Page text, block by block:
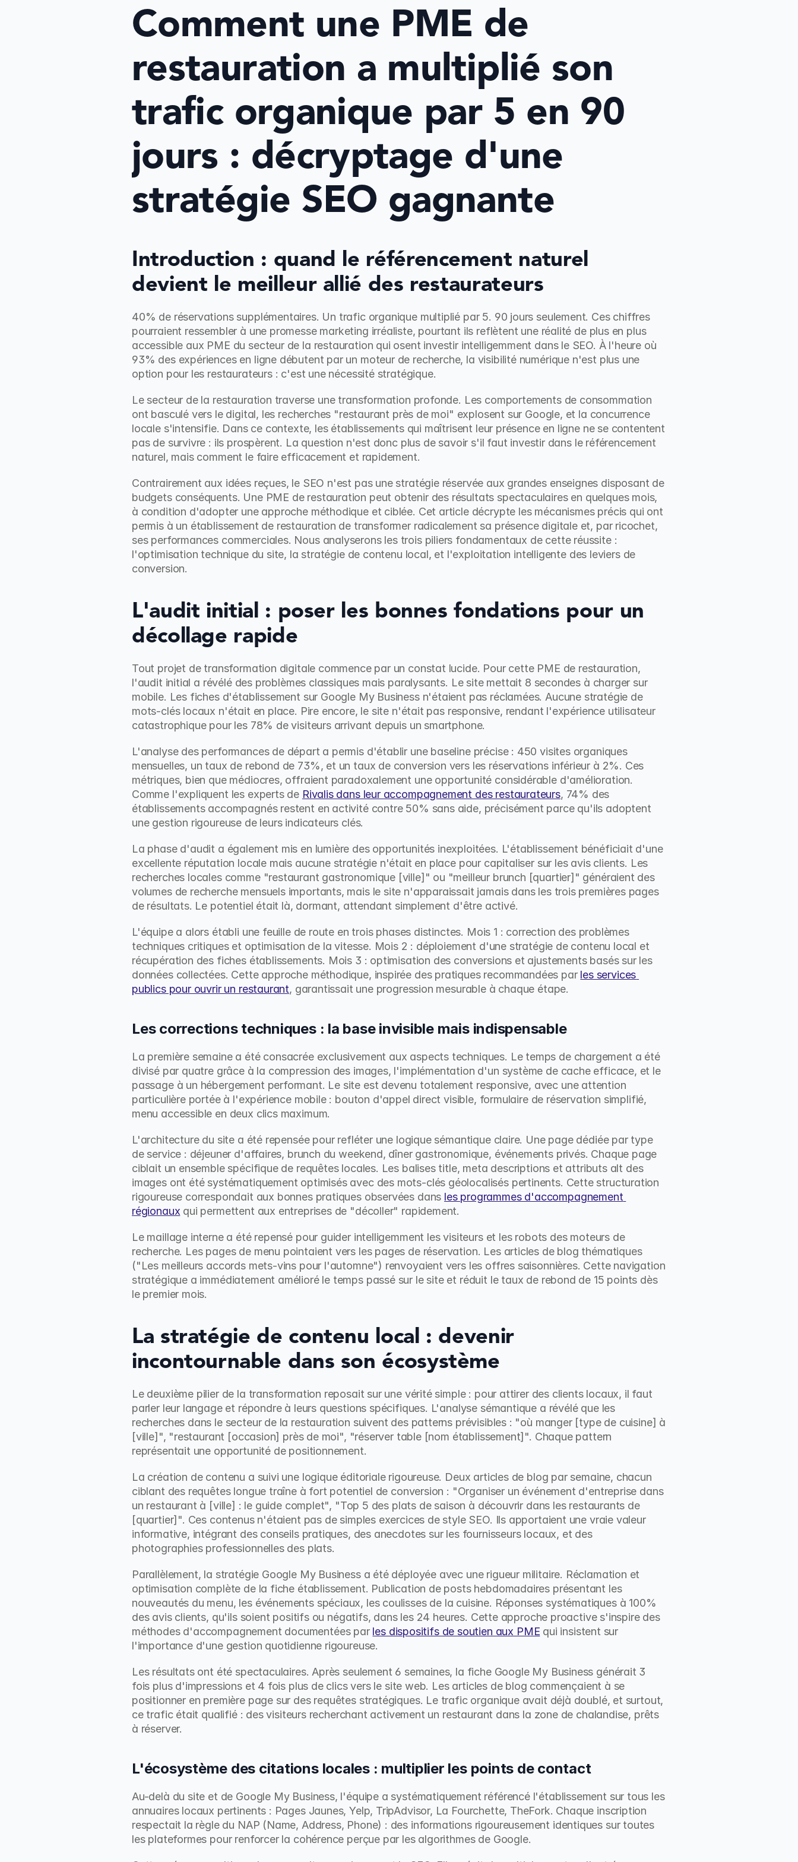
Comment une PME de
restauration a multiplié son
trafic organique par 5 en 90
jours : décryptage d'une
stratégie SEO gagnante
Introduction : quand le référencement naturel
devient le meilleur allié des restaurateurs
40% de réservations supplémentaires. Un trafic organique multiplié par 5. 90 jours seulement. Ces chiffres
pourraient ressembler à une promesse marketing irréaliste, pourtant ils reflètent une réalité de plus en plus
accessible aux PME du secteur de la restauration qui osent investir intelligemment dans le SEO. À l'heure où
93% des expériences en ligne débutent par un moteur de recherche, la visibilité numérique n'est plus une
option pour les restaurateurs : c'est une nécessité stratégique.
Le secteur de la restauration traverse une transformation profonde. Les comportements de consommation
ont basculé vers le digital, les recherches "restaurant près de moi" explosent sur Google, et la concurrence
locale s'intensifie. Dans ce contexte, les établissements qui maîtrisent leur présence en ligne ne se contentent
pas de survivre : ils prospèrent. La question n'est donc plus de savoir s'il faut investir dans le référencement
naturel, mais comment le faire efficacement et rapidement.
Contrairement aux idées reçues, le SEO n'est pas une stratégie réservée aux grandes enseignes disposant de
budgets conséquents. Une PME de restauration peut obtenir des résultats spectaculaires en quelques mois,
à condition d'adopter une approche méthodique et ciblée. Cet article décrypte les mécanismes précis qui ont
permis à un établissement de restauration de transformer radicalement sa présence digitale et, par ricochet,
ses performances commerciales. Nous analyserons les trois piliers fondamentaux de cette réussite :
l'optimisation technique du site, la stratégie de contenu local, et l'exploitation intelligente des leviers de
conversion.
L'audit initial : poser les bonnes fondations pour un
décollage rapide
Tout projet de transformation digitale commence par un constat lucide. Pour cette PME de restauration,
l'audit initial a révélé des problèmes classiques mais paralysants. Le site mettait 8 secondes à charger sur
mobile. Les fiches d'établissement sur Google My Business n'étaient pas réclamées. Aucune stratégie de
mots-clés locaux n'était en place. Pire encore, le site n'était pas responsive, rendant l'expérience utilisateur
catastrophique pour les 78% de visiteurs arrivant depuis un smartphone.
L'analyse des performances de départ a permis d'établir une baseline précise : 450 visites organiques
mensuelles, un taux de rebond de 73%, et un taux de conversion vers les réservations inférieur à 2%. Ces
métriques, bien que médiocres, offraient paradoxalement une opportunité considérable d'amélioration.
Comme l'expliquent les experts de Rivalis dans leur accompagnement des restaurateurs, 74% des
établissements accompagnés restent en activité contre 50% sans aide, précisément parce qu'ils adoptent
une gestion rigoureuse de leurs indicateurs clés.
La phase d'audit a également mis en lumière des opportunités inexploitées. L'établissement bénéficiait d'une
excellente réputation locale mais aucune stratégie n'était en place pour capitaliser sur les avis clients. Les
recherches locales comme "restaurant gastronomique [ville]" ou "meilleur brunch [quartier]" généraient des
volumes de recherche mensuels importants, mais le site n'apparaissait jamais dans les trois premières pages
de résultats. Le potentiel était là, dormant, attendant simplement d'être activé.
L'équipe a alors établi une feuille de route en trois phases distinctes. Mois 1 : correction des problèmes
techniques critiques et optimisation de la vitesse. Mois 2 : déploiement d'une stratégie de contenu local et
récupération des fiches établissements. Mois 3 : optimisation des conversions et ajustements basés sur les
données collectées. Cette approche méthodique, inspirée des pratiques recommandées par les services
publics pour ouvrir un restaurant, garantissait une progression mesurable à chaque étape.
Les corrections techniques : la base invisible mais indispensable
La première semaine a été consacrée exclusivement aux aspects techniques. Le temps de chargement a été
divisé par quatre grâce à la compression des images, l'implémentation d'un système de cache efficace, et le
passage à un hébergement performant. Le site est devenu totalement responsive, avec une attention
particulière portée à l'expérience mobile : bouton d'appel direct visible, formulaire de réservation simplifié,
menu accessible en deux clics maximum.
L'architecture du site a été repensée pour refléter une logique sémantique claire. Une page dédiée par type
de service : déjeuner d'affaires, brunch du weekend, dîner gastronomique, événements privés. Chaque page
ciblait un ensemble spécifique de requêtes locales. Les balises title, meta descriptions et attributs alt des
images ont été systématiquement optimisés avec des mots-clés géolocalisés pertinents. Cette structuration
rigoureuse correspondait aux bonnes pratiques observées dans les programmes d'accompagnement
régionaux qui permettent aux entreprises de "décoller" rapidement.
Le maillage interne a été repensé pour guider intelligemment les visiteurs et les robots des moteurs de
recherche. Les pages de menu pointaient vers les pages de réservation. Les articles de blog thématiques
("Les meilleurs accords mets-vins pour l'automne") renvoyaient vers les offres saisonnières. Cette navigation
stratégique a immédiatement amélioré le temps passé sur le site et réduit le taux de rebond de 15 points dès
le premier mois.
La stratégie de contenu local : devenir
incontournable dans son écosystème
Le deuxième pilier de la transformation reposait sur une vérité simple : pour attirer des clients locaux, il faut
parler leur langage et répondre à leurs questions spécifiques. L'analyse sémantique a révélé que les
recherches dans le secteur de la restauration suivent des patterns prévisibles : "où manger [type de cuisine] à
[ville]", "restaurant [occasion] près de moi", "réserver table [nom établissement]". Chaque pattern
représentait une opportunité de positionnement.
La création de contenu a suivi une logique éditoriale rigoureuse. Deux articles de blog par semaine, chacun
ciblant des requêtes longue traîne à fort potentiel de conversion : "Organiser un événement d'entreprise dans
un restaurant à [ville] : le guide complet", "Top 5 des plats de saison à découvrir dans les restaurants de
[quartier]". Ces contenus n'étaient pas de simples exercices de style SEO. Ils apportaient une vraie valeur
informative, intégrant des conseils pratiques, des anecdotes sur les fournisseurs locaux, et des
photographies professionnelles des plats.
Parallèlement, la stratégie Google My Business a été déployée avec une rigueur militaire. Réclamation et
optimisation complète de la fiche établissement. Publication de posts hebdomadaires présentant les
nouveautés du menu, les événements spéciaux, les coulisses de la cuisine. Réponses systématiques à 100%
des avis clients, qu'ils soient positifs ou négatifs, dans les 24 heures. Cette approche proactive s'inspire des
méthodes d'accompagnement documentées par les dispositifs de soutien aux PME qui insistent sur
l'importance d'une gestion quotidienne rigoureuse.
Les résultats ont été spectaculaires. Après seulement 6 semaines, la fiche Google My Business générait 3
fois plus d'impressions et 4 fois plus de clics vers le site web. Les articles de blog commençaient à se
positionner en première page sur des requêtes stratégiques. Le trafic organique avait déjà doublé, et surtout,
ce trafic était qualifié : des visiteurs recherchant activement un restaurant dans la zone de chalandise, prêts
à réserver.
L'écosystème des citations locales : multiplier les points de contact
Au-delà du site et de Google My Business, l'équipe a systématiquement référencé l'établissement sur tous les
annuaires locaux pertinents : Pages Jaunes, Yelp, TripAdvisor, La Fourchette, TheFork. Chaque inscription
respectait la règle du NAP (Name, Address, Phone) : des informations rigoureusement identiques sur toutes
les plateformes pour renforcer la cohérence perçue par les algorithmes de Google.